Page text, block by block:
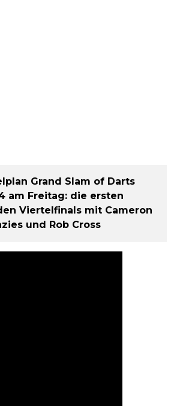
Grand Slam of Darts
am Freitag: die ersten
Viertelfinals mit Cameron
und Rob Cross